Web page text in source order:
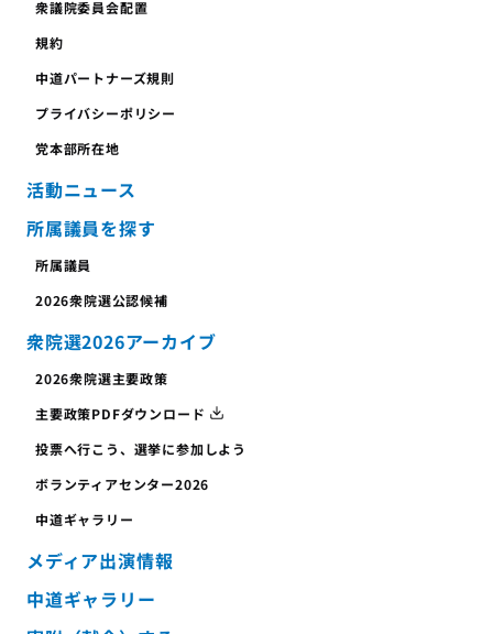
衆議院委員会配置
規約
中道パートナーズ規則
プライバシーポリシー
党本部所在地
活動ニュース
所属議員を探す
所属議員
2026衆院選公認候補
衆院選2026アーカイブ
2026衆院選主要政策
主要政策PDFダウンロード
投票へ行こう、 選挙に参加しよう
ボランティアセンター2026
中道ギャラリー
メディア出演情報
中道ギャラリー